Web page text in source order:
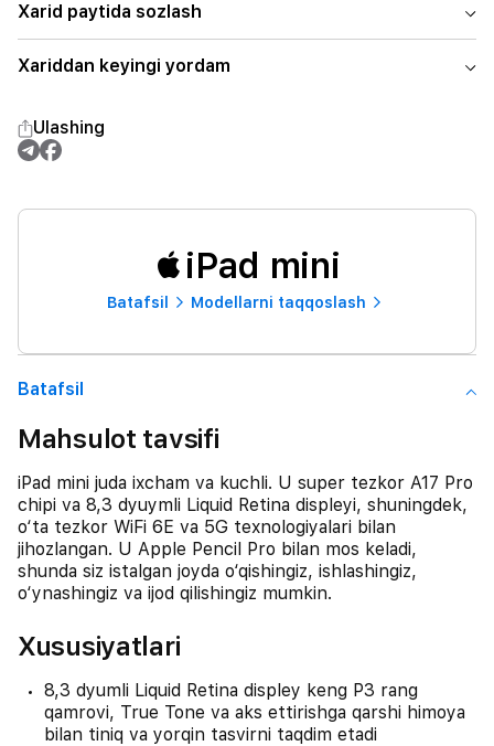
Xarid paytida sozlash
Xariddan keyingi yordam
Ulashing
iPad mini
Batafsil Modellarni taqqoslash
Batafsil
Mahsulot tavsifi
iPad mini juda ixcham va kuchli. U super tezkor A17 Pro
chipi va 8,3 dyuymli Liquid Retina displeyi, shuningdek,
o‘ta tezkor WiFi 6E va 5G texnologiyalari bilan
jihozlangan. U Apple Pencil Pro bilan mos keladi,
shunda siz istalgan joyda o‘qishingiz, ishlashingiz,
o‘ynashingiz va ijod qilishingiz mumkin.
Xususiyatlari
8,3 dyumli Liquid Retina displey keng P3 rang
qamrovi, True Tone va aks ettirishga qarshi himoya
bilan tiniq va yorqin tasvirni taqdim etadi